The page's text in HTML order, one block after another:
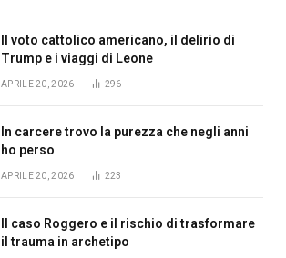
Il voto cattolico americano, il delirio di
Trump e i viaggi di Leone
APRILE 20, 2026 296
In carcere trovo la purezza che negli anni
ho perso
APRILE 20, 2026 223
Il caso Roggero e il rischio di trasformare
il trauma in archetipo